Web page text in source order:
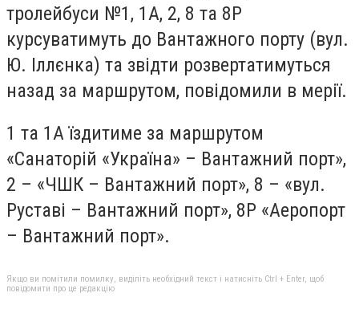
тролейбуси №1, 1А, 2, 8 та 8Р
курсуватимуть до Вантажного порту (вул.
Ю. Іллєнка) та звідти розвертатимуться
назад за маршрутом, повідомили в мерії.
1 та 1А їздитиме за маршрутом
«Санаторій «Україна» – Вантажний порт»,
2 – «ЧШК – Вантажний порт», 8 – «вул.
Руставі – Вантажний порт», 8Р «Аеропорт
– Вантажний порт».
Якщо ви помітили помилку, виділіть необхідний текст і натисніть Ctrl + Enter, щоб
повідомити про це редакцію